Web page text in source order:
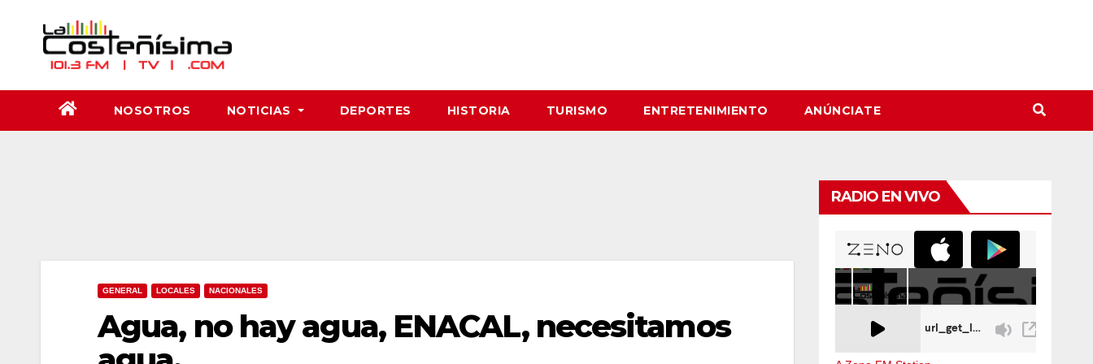
contenido
NOSOTROS NOTICIAS DEPORTES HISTORIA TURISMO ENTRETENIMIENTO ANÚNCIATE
GENERAL LOCALES NACIONALES
Agua, no hay agua, ENACAL, necesitamos
RADIO EN VIVO